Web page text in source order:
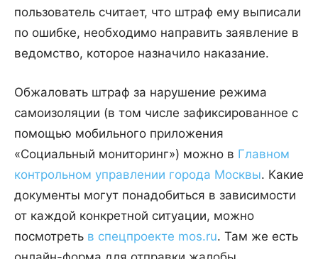
пользователь считает, что штраф ему выписали
по ошибке, необходимо направить заявление в
ведомство, которое назначило наказание.
Обжаловать штраф за нарушение режима
самоизоляции (в том числе зафиксированное с
помощью мобильного приложения
«Социальный мониторинг») можно в Главном
контрольном управлении города Москвы. Какие
документы могут понадобиться в зависимости
от каждой конкретной ситуации, можно
посмотреть в спецпроекте mos.ru. Там же есть